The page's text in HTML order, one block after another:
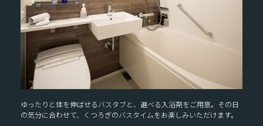
ゆったりと体を伸ばせるバスタブと、選べる入浴剤をご用意。その日
の気分に合わせて、くつろぎのバスタイムをお楽しみいただけます。